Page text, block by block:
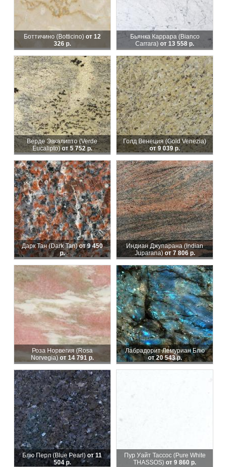
Боттичино (Botticino) от 12
326 р.
Бьянка Каррара (Bianco
Carrara) от 13 558 р.
Верде Эвкалипто (Verde
Eucalipto)от 5 752 р.
Голд Венеция (Gold Venezia)
от 9 039 р.
Дарк Тан (Dark Tan)от 9 450
р.
Индиан Джупарана (Indian
Juparana) от 7 806 р.
Роза Норвегия (Rosa
Norvegia) от 14 791 р.
Лабрадорит Лемуриан Блю
от 20 543 р.
Блю Перл (Blue Pearl)от 11
504 р.
Пур Уайт Тассос (Pure White
THASSOS) от 9 860 р.